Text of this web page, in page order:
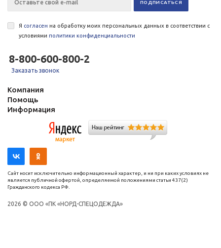
Я согласен на обработку моих персональных данных в соответствии с
условиями политики конфиденциальности
8-800-600-800-2
Заказать звонок
Компания
Помощь
Информация
Сайт носит исключительно информационный характер, и ни при каких условиях не
является публичной офертой, определяемой положениями статьи 437(2)
Гражданского кодекса РФ.
2026 © ООО «ПК «НОРД-СПЕЦОДЕЖДА»